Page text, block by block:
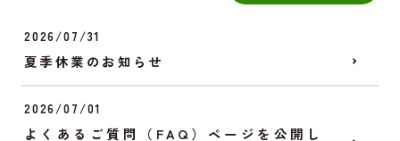
2026/07/31
夏季休業のお知らせ
2026/07/01
よくあるご質問（FAQ）ページを公開し